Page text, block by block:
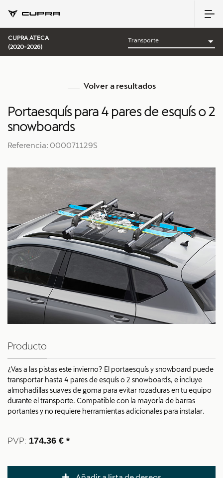
CUPRA ATECA
(2020-2026)
Volver a resultados
Portaesquís para 4 pares de esquís o 2
snowboards
Referencia: 000071129S
Producto
¿Vas a las pistas este invierno? El portaesquís y snowboard puede
transportar hasta 4 pares de esquís o 2 snowboards, e incluye
almohadillas suaves de goma para evitar rozaduras en tu equipo
durante el transporte. Compatible con la mayoría de barras
portantes y no requiere herramientas adicionales para instalar.
PVP: 174.36 € *